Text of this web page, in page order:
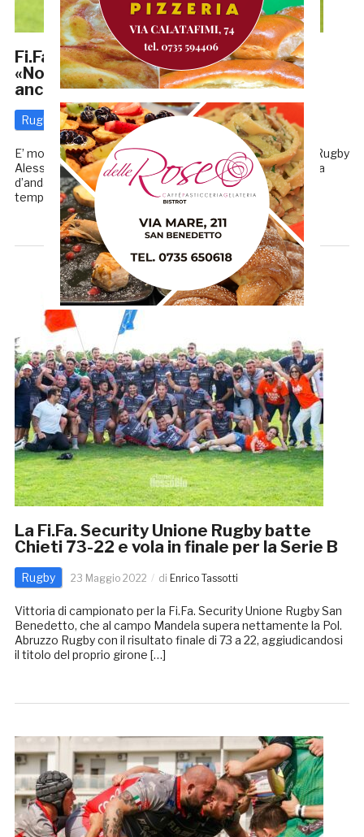
Fi.Fa. Security Unione Rugby, Laurenzi:
«Non abbiamo fatto nulla, partiamo
ancora dallo 0-0»
Rugby 7 Giugno 2022 diEnrico Tassotti
E’ molto soddisfatto il coach della Fi.Fa. Security Unione Rugby
Alessandro Laurenzi dopo il successo per 22-16 nella gara
d’andata della finale play off contro Olbia ma allo stesso
tempo tiene i piedi per terra. […]
La Fi.Fa. Security Unione Rugby batte
Chieti 73-22 e vola in finale per la Serie B
Rugby 23 Maggio 2022 di Enrico Tassotti
Vittoria di campionato per la Fi.Fa. Security Unione Rugby San
Benedetto, che al campo Mandela supera nettamente la Pol.
Abruzzo Rugby con il risultato finale di 73 a 22, aggiudicandosi
il titolo del proprio girone […]